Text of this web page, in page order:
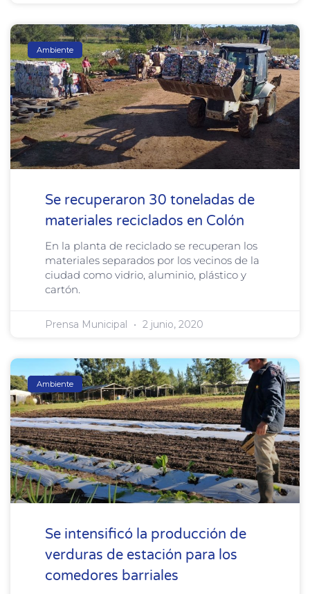
Ambiente
Se recuperaron 30 toneladas de
materiales reciclados en Colón
En la planta de reciclado se recuperan los
materiales separados por los vecinos de la
ciudad como vidrio, aluminio, plástico y
cartón.
Prensa Municipal 2 junio, 2020
Ambiente
Se intensificó la producción de
verduras de estación para los
comedores barriales